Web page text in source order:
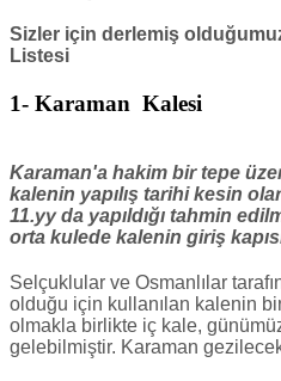
Sizler için derlemiş
Listesi
1- Karaman Kalesi
Karaman'a hakim bir tepe
kalenin yapılış tarihi kesin
11.yy da yapıldığı tahmin
orta kulede kalenin giriş
Selçuklular ve Osmanlılar
olduğu için kullanılan kalenin
olmakla birlikte iç kale,
gelebilmiştir. Karaman